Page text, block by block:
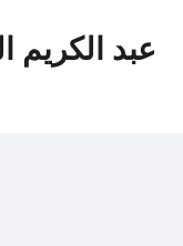
عبد الكريم